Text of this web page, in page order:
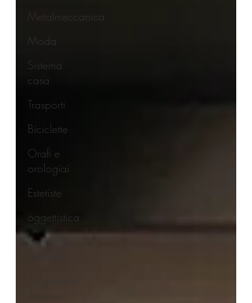
Metalmeccanica
Moda
Sistema
casa
Trasporti
Biciclette
Orafi e
orologiai
Estetiste
oggettistica
Strumenti